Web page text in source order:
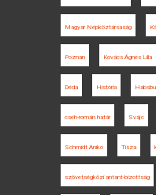
Magyar Népköztársaság
Poznan Kovács Ágnes Lilla
Déda História
cseh-román határ Svájc
Schmidt Anikó Tisza
szövetségközi antant-bizottság